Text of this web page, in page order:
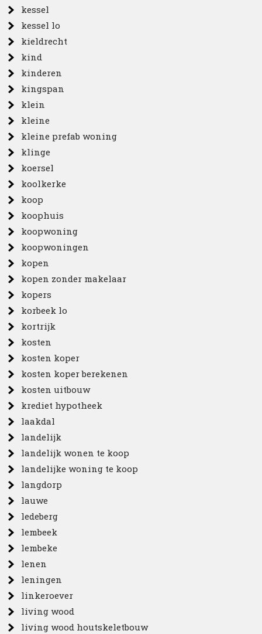
kessel
kessel lo
kieldrecht
kind
kinderen
kingspan
klein
kleine
kleine prefab woning
klinge
koersel
koolkerke
koop
koophuis
koopwoning
koopwoningen
kopen
kopen zonder makelaar
kopers
korbeek lo
kortrijk
kosten
kosten koper
kosten koper berekenen
kosten uitbouw
krediet hypotheek
laakdal
landelijk
landelijk wonen te koop
landelijke woning te koop
langdorp
lauwe
ledeberg
lembeek
lembeke
lenen
leningen
linkeroever
living wood
living wood houtskeletbouw